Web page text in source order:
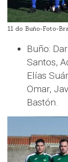
11 do Buño-Foto-
Buño:
Santos,
Elías
Omar,
Bastón.